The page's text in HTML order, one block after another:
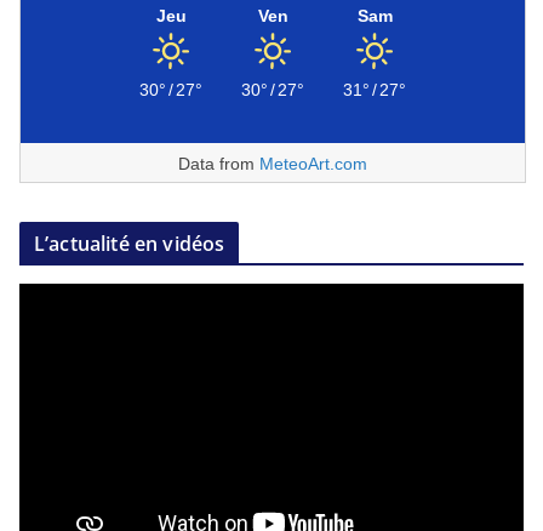
Jeu
30°/27°
Ven
30°/27°
Sam
31°/27°
Data from MeteoArt.com
L’actualité en vidéos